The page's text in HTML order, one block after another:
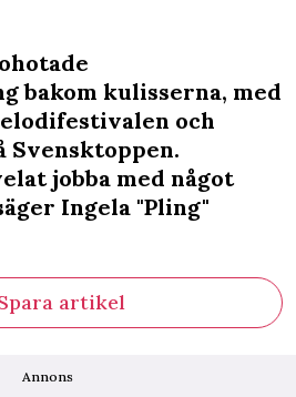
bakom kulisserna, med
och
Svensktoppen.
jobba med något
Ingela "Pling"
artikel
Annons